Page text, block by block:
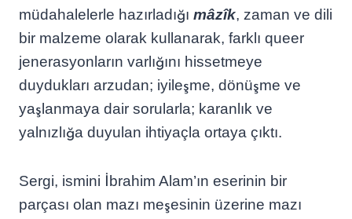
müdahalelerle hazırladığı mâzîk, zaman ve dili
bir malzeme olarak kullanarak, farklı queer
jenerasyonların varlığını hissetmeye
duydukları arzudan; iyileşme, dönüşme ve
yaşlanmaya dair sorularla; karanlık ve
yalnızlığa duyulan ihtiyaçla ortaya çıktı.
Sergi, ismini İbrahim Alam’ın eserinin bir
parçası olan mazı meşesinin üzerine mazı